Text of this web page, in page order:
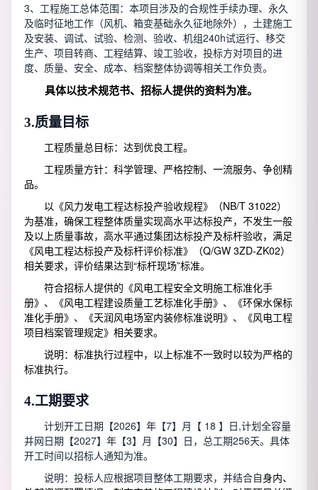
3、工程施工总体范围：本项目涉及的合规性手续办理、永久
及临时征地工作（风机、箱变基础永久征地除外），土建施工
及安装、调试、试验、检测、验收、机组240h试运行、移交
生产、项目转商、工程结算、竣工验收，投标方对项目的进
度、质量、安全、成本、档案整体协调等相关工作负责。
具体以技术规范书、招标人提供的资料为准。
3.质量目标
工程质量总目标：达到优良工程。
工程质量方针：科学管理、严格控制、一流服务、争创精
品。
以《风力发电工程达标投产验收规程》（NB/T 31022）
为基准，确保工程整体质量实现高水平达标投产，不发生一般
及以上质量事故，高水平通过集团达标投产及标杆验收，满足
《风电工程达标投产及标杆评价标准》（Q/GW 3ZD-ZK02）
相关要求，评价结果达到“标杆现场”标准。
符合招标人提供的《风电工程安全文明施工标准化手
册》、《风电工程建设质量工艺标准化手册》、《环保水保标
准化手册》、《天润风电场室内装修标准说明》、《风电工程
项目档案管理规定》相关要求。
说明：标准执行过程中，以上标准不一致时以较为严格的
标准执行。
4.工期要求
计划开工日期【2026】年【7】月【 18 】日,计划全容量
并网日期【2027】年【3】月【30】日，总工期256天。具体
开工时间以招标人通知为准。
说明：投标人应根据项目整体工期要求，并结合自身内、